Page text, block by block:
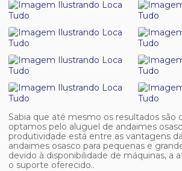
Sabia que até mesmo os resultados são
optamos pelo aluguel de andaimes
produtividade está entre as vantagens da
andaimes osasco para pequenas e
devido à disponibilidade de máquinas, a
o suporte oferecido..